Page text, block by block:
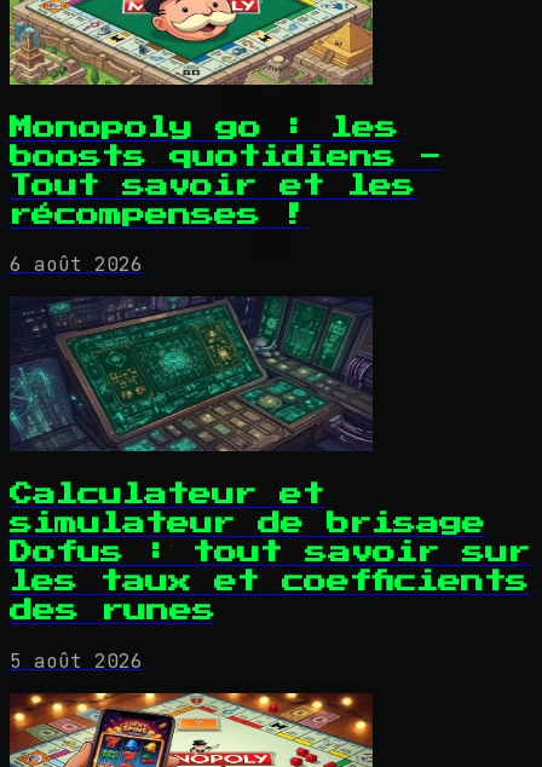
Monopoly go : les
boosts quotidiens -
Tout savoir et les
récompenses !
6 août 2026
Calculateur et
simulateur de brisage
Dofus : tout savoir sur
les taux et coefficients
des runes
5 août 2026